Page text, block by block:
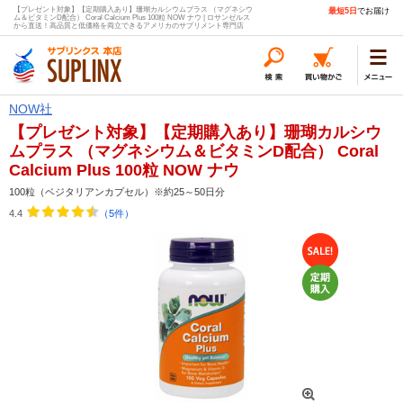
【プレゼント対象】【定期購入あり】珊瑚カルシウムプラス （マグネシウ
ム＆ビタミンD配合） Coral Calcium Plus 100粒 NOW ナウ | ロサンゼルス
から直送！高品質と低価格を両立できるアメリカのサプリメント専門店
最短5日 でお届け
NOW社
【プレゼント対象】【定期購入あり】珊瑚カルシウ
ムプラス （マグネシウム＆ビタミンD配合） Coral
Calcium Plus 100粒 NOW ナウ
100粒（ベジタリアンカプセル）※約25～50日分
4.4
（5件）